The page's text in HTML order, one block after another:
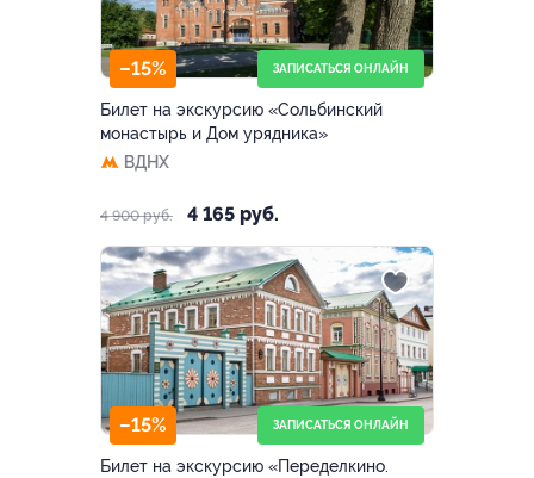
–15% ЗАПИСАТЬСЯ ОНЛАЙН
Билет на экскурсию «Сольбинский
монастырь и Дом урядника»
ВДНХ
4 900 руб. 4 165 руб.
–15% ЗАПИСАТЬСЯ ОНЛАЙН
Билет на экскурсию «Переделкино.